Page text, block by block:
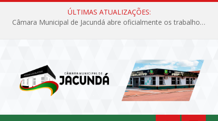
ÚLTIMAS ATUALIZAÇÕES:
Câmara Municipal de Jacundá abre oficialmente os trabalhos legislativos de 2026